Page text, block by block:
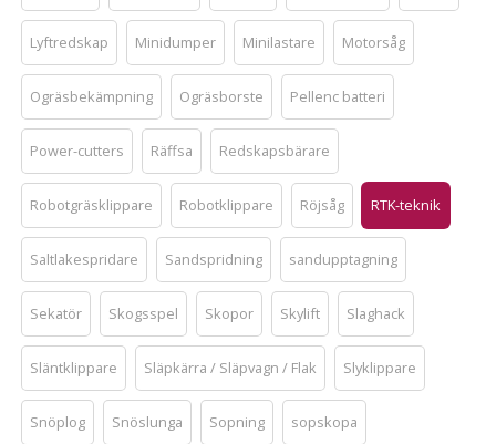
Lyftredskap Minidumper Minilastare Motorsåg
Ogräsbekämpning Ogräsborste Pellenc batteri
Power-cutters Räffsa Redskapsbärare
Robotgräsklippare Robotklippare Röjsåg RTK-teknik
Saltlakespridare Sandspridning sandupptagning
Sekatör Skogsspel Skopor Skylift Slaghack
Släntklippare Släpkärra / Släpvagn / Flak Slyklippare
Snöplog Snöslunga Sopning sopskopa